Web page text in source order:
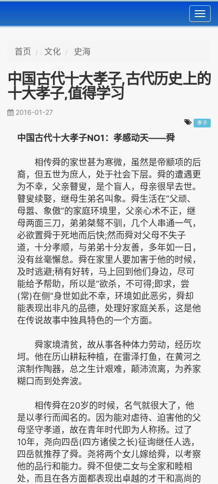
首页 文化 史海
中国古代十大孝子,古代历史上的
十大孝子,值得学习
2016-01-27
孝子
中国古代十大孝子NO1：孝感动天——舜
相传舜的家世甚为寒微，虽然是帝颛项的后
裔，但五世为庶人，处于社会下层。舜的遭遇更
为不幸，父亲瞽叟，是个盲人，母亲很早去世。
瞽叟续娶，继母生弟名叫象。舜生活在“父顽、
母嚣、象傲”的家庭环境里，父亲心术不正，继
母两面三刀，弟弟桀骜不驯，几个人串通一气，
必欲置舜于死地而后快;然而舜对父母不失子
道，十分孝顺，与弟弟十分友善，多年如一日，
没有丝毫懈怠。舜在家里人要加害于他的时候，
及时逃避;稍有好转，马上回到他们身边，尽可
能给予帮助，所以是“欲杀，不可得;即求，尝
(常)在侧”身世如此不幸，环境如此恶劣，舜却
能表现出非凡的品德，处理好家庭关系，这是他
在传说故事中独具特色的一个方面。­
舜家境清贫，故从事各种体力劳动，经历坎
坷。他在历山耕耘种植，在雷泽打鱼，在黄河之
滨制作陶器，总之生计艰难，颠沛流离，为养家
糊口而到处奔波。­
相传舜在20岁的时候，名气就很大了，他
是以孝行而闻名的。因为能对虐待、迫害他的父
母坚守孝道，故在青年时代即为人称扬。过了
10年，尧向四岳(四方诸侯之长)征询继任人选，
四岳就推荐了舜。尧将两个女儿嫁给舜，以考察
他的品行和能力。舜不但使二女与全家和睦相
处，而且在各方面都表现出卓越的才干和高尚的